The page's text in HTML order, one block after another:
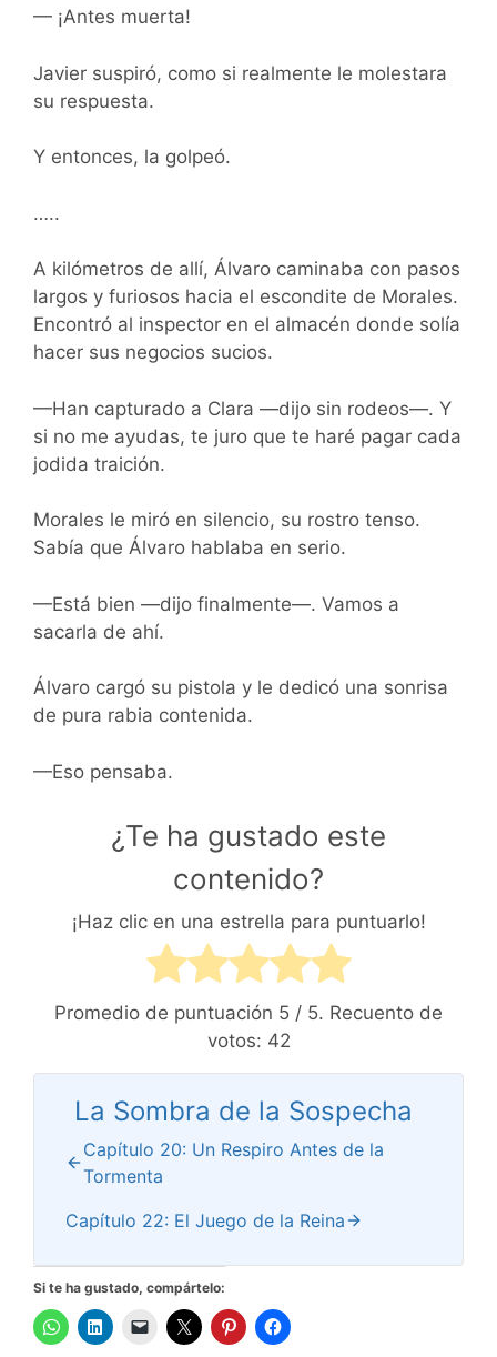
— ¡Antes muerta!
Javier suspiró, como si realmente le molestara
su respuesta.
Y entonces, la golpeó.
…..
A kilómetros de allí, Álvaro caminaba con pasos
largos y furiosos hacia el escondite de Morales.
Encontró al inspector en el almacén donde solía
hacer sus negocios sucios.
—Han capturado a Clara —dijo sin rodeos—. Y
si no me ayudas, te juro que te haré pagar cada
jodida traición.
Morales le miró en silencio, su rostro tenso.
Sabía que Álvaro hablaba en serio.
—Está bien —dijo finalmente—. Vamos a
sacarla de ahí.
Álvaro cargó su pistola y le dedicó una sonrisa
de pura rabia contenida.
—Eso pensaba.
¿Te ha gustado este
contenido?
¡Haz clic en una estrella para puntuarlo!
Promedio de puntuación 5 / 5. Recuento de
votos: 42
La Sombra de la Sospecha
Capítulo 20: Un Respiro Antes de la
Tormenta
Capítulo 22: El Juego de la Reina
Si te ha gustado, compártelo: